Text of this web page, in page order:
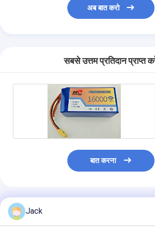
अब बात करो
सबसे उत्तम प्रतिदान प्राप्त
बात करना
अनुशंसित उत्पाद
Jack